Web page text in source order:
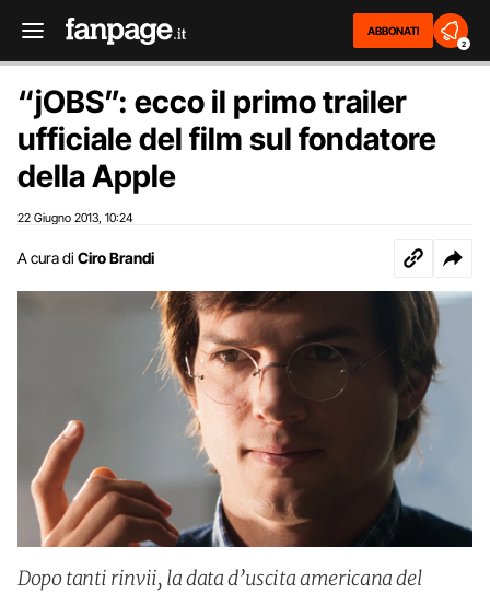
ABBONATI
2
“jOBS”: ecco il primo trailer
ufficiale del film sul fondatore
della Apple
22 Giugno 2013 10:24
A cura di Ciro Brandi
Dopo tanti rinvii, la data d’uscita americana del